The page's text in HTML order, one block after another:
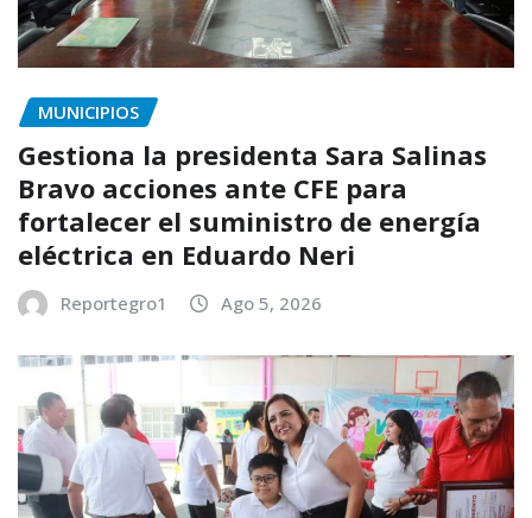
MUNICIPIOS
Gestiona la presidenta Sara Salinas
Bravo acciones ante CFE para
fortalecer el suministro de energía
eléctrica en Eduardo Neri
Reportegro1 Ago 5, 2026